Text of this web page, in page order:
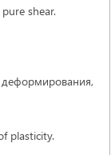
shear.
plasticity.